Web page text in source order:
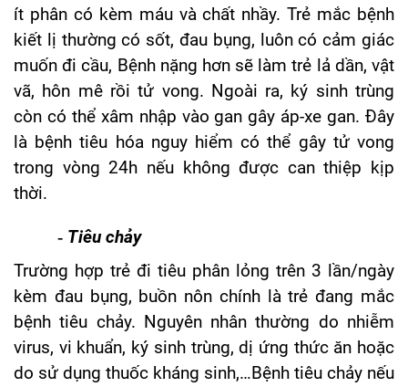
ít phân có kèm máu và chất nhầy. Trẻ mắc bệnh
kiết lị thường có sốt, đau bụng, luôn có cảm giác
muốn đi cầu, Bệnh nặng hơn sẽ làm trẻ lả dần, vật
vã, hôn mê rồi tử vong. Ngoài ra, ký sinh trùng
còn có thể xâm nhập vào gan gây áp-xe gan. Đây
là bệnh tiêu hóa nguy hiểm có thể gây tử vong
trong vòng 24h nếu không được can thiệp kịp
thời.
- Tiêu chảy
Trường hợp trẻ đi tiêu phân lỏng trên 3 lần/ngày
kèm đau bụng, buồn nôn chính là trẻ đang mắc
bệnh tiêu chảy. Nguyên nhân thường do nhiễm
virus, vi khuẩn, ký sinh trùng, dị ứng thức ăn hoặc
do sử dụng thuốc kháng sinh,…Bệnh tiêu chảy nếu